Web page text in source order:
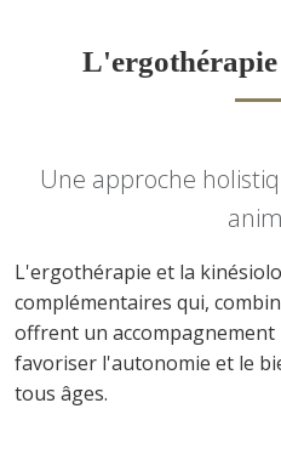
Une approche
L'ergothérapie et la
complémentaires qui,
offrent un
favoriser l'autonomie et le
tous âges.